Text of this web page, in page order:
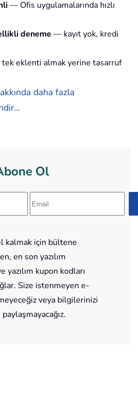
— Ofis uygulamalarında hızlı
deneme — kayıt yok, kredi
eklenti almak yerine tasarruf
daha fazla
Ol
kalmak için bültene
en son yazılım
kupon kodları
Size istenmeyen e-
veya bilgilerinizi